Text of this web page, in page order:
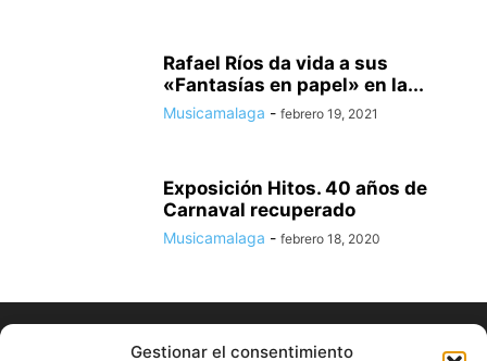
Gestionar el consentimiento
Rafael Ríos da vida a sus
«Fantasías en papel» en la...
Musicamalaga - febrero 19, 2021
Exposición Hitos. 40 años de
Carnaval recuperado
Musicamalaga - febrero 18, 2020